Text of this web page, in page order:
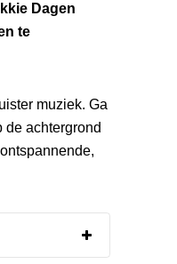
Dagen
te
muziek. Ga
de achtergrond